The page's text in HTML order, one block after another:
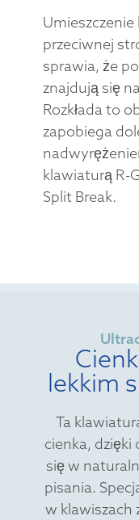
przeciwnej
sprawia, że
znajdują się
Rozkłada to
zapobiega
klawiaturą R-
Split Break.
lekkim
Ta
cienka, dzięki
się w
pisania.
w klawiszach